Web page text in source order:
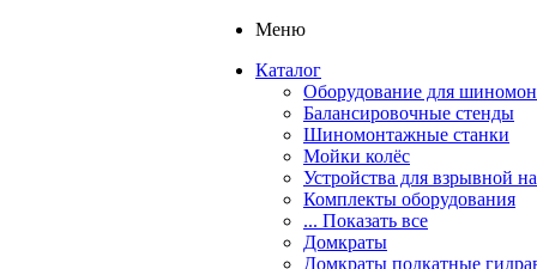
Меню
Каталог
Оборудование для
Балансировочные стенды
Шиномонтажные станки
Мойки колёс
Устройства для взрывной
Комплекты оборудования
... Показать все
Домкраты
Домкраты подкатные